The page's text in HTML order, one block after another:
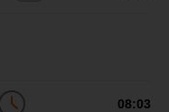
08:03